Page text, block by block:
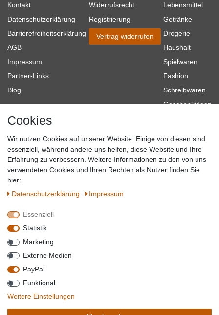
Kontakt
Datenschutzerklärung
Barrierefreiheitserklärung
AGB
Impressum
Partner-Links
Blog
Widerrufsrecht
Registrierung
Vertrag widerrufen
Lebensmittel
Getränke
Drogerie
Haushalt
Spielwaren
Fashion
Schreibwaren
Geschenkideen
Topmarken
SICHER EINKAUFEN
QUALITÄT
WIR AKZEPTIEREN
*Alle Preise verstehen sich inkl. MwSt. zzgl. Versandkosten. **Gilt für Lieferungen
innerhalb deutschlands, Lieferzeiten für andere Länder entnehmen Sie bitte der
Schaltfäche mit denVersandinformationen. *** Bei den ausgewiesenen Versandkosten
Cookies
Wir nutzen Cookies auf unserer Website. Einige von diesen sind
essenziell, während andere uns helfen, diese Website und Ihre
Erfahrung zu verbessern. Weitere Informationen zu den von uns
verwendeten Cookies und Ihren Rechten als Nutzer finden Sie
hier:
Daten­schutz­erklärung
Impressum
Essenziell
Statistik
Marketing
Externe Medien
PayPal
Funktional
Weitere Einstellungen